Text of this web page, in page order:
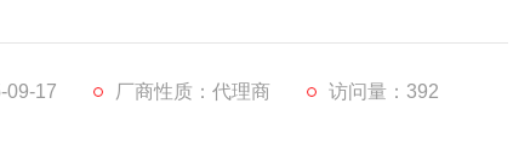
09-17 厂商性质：代理商 访问量：392